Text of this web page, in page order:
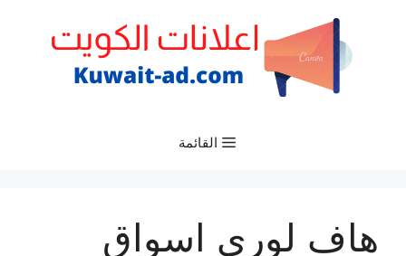
القائمة
هاف لوري اسواق